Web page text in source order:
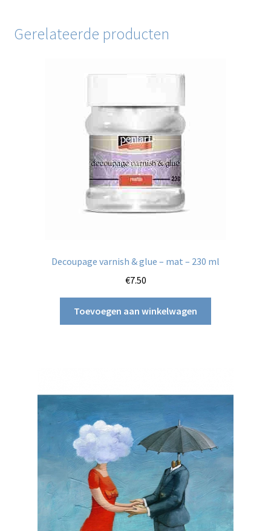
Gerelateerde producten
Decoupage varnish & glue – mat – 230 ml
€7.50
Toevoegen aan winkelwagen